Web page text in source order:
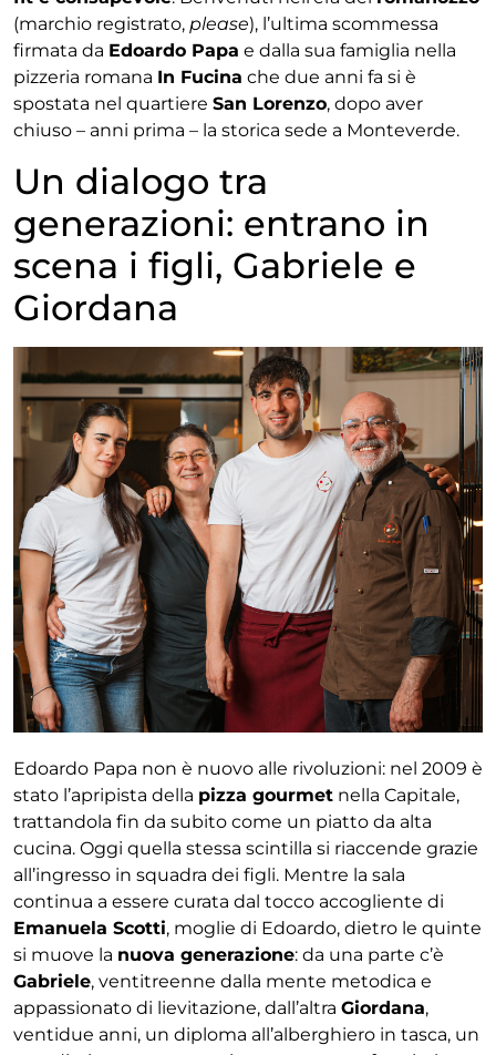
(marchio registrato, please), l’ultima scommessa
firmata da Edoardo Papa e dalla sua famiglia nella
pizzeria romana In Fucina che due anni fa si è
spostata nel quartiere San Lorenzo, dopo aver
chiuso – anni prima – la storica sede a Monteverde.
Un dialogo tra
generazioni: entrano in
scena i figli, Gabriele e
Giordana
Edoardo Papa non è nuovo alle rivoluzioni: nel 2009 è
stato l’apripista della pizza gourmet nella Capitale,
trattandola fin da subito come un piatto da alta
cucina. Oggi quella stessa scintilla si riaccende grazie
all’ingresso in squadra dei figli. Mentre la sala
continua a essere curata dal tocco accogliente di
Emanuela Scotti, moglie di Edoardo, dietro le quinte
si muove la nuova generazione: da una parte c’è
Gabriele, ventitreenne dalla mente metodica e
appassionato di lievitazione, dall’altra Giordana,
ventidue anni, un diploma all’alberghiero in tasca, un